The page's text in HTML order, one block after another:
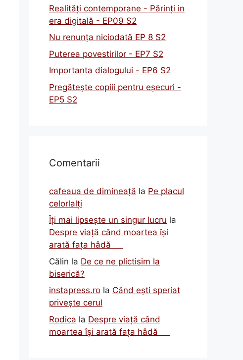
Realități contemporane - Părinți in
era digitală - EP09 S2
Nu renunța niciodată EP 8 S2
Puterea povestirilor - EP7 S2
Importanta dialogului - EP6 S2
Pregătește copiii pentru eșecuri -
EP5 S2
Comentarii
cafeaua de dimineață la Pe placul
celorlalți
Îți mai lipsește un singur lucru la
Despre viață când moartea își
arată fața hâdă
Călin la De ce ne plictisim la
biserică?
instapress.ro la Când ești speriat
privește cerul
Rodica la Despre viață când
moartea își arată fața hâdă